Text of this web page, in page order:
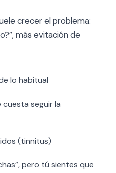
crecer el problema:
más evitación de
lo habitual
seguir la
(tinnitus)
pero tú sientes que